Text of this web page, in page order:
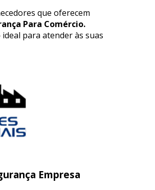
que oferecem
Para Comércio.
para atender às suas
Empresa